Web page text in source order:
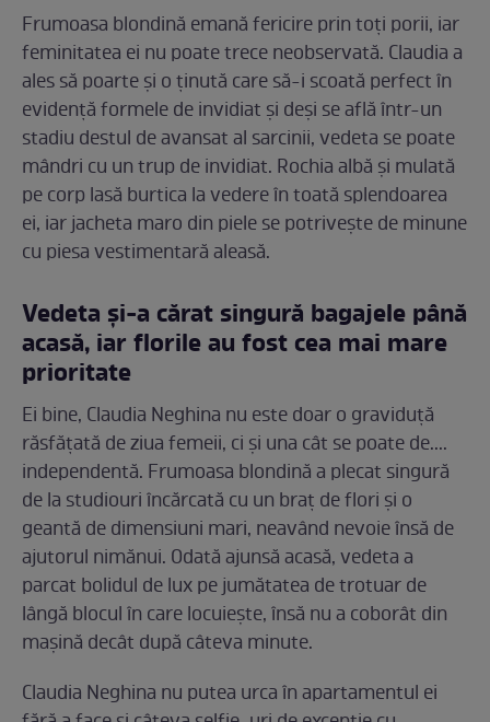
Frumoasa blondină emană fericire prin toți porii, iar
feminitatea ei nu poate trece neobservată. Claudia a
ales să poarte și o ținută care să-i scoată perfect în
evidență formele de invidiat și deși se află într-un
stadiu destul de avansat al sarcinii, vedeta se poate
mândri cu un trup de invidiat. Rochia albă și mulată
pe corp lasă burtica la vedere în toată splendoarea
ei, iar jacheta maro din piele se potrivește de minune
cu piesa vestimentară aleasă.
Vedeta și-a cărat singură bagajele până
acasă, iar florile au fost cea mai mare
prioritate
Ei bine, Claudia Neghina nu este doar o graviduță
răsfățată de ziua femeii, ci și una cât se poate de....
independentă. Frumoasa blondină a plecat singură
de la studiouri încărcată cu un braț de flori și o
geantă de dimensiuni mari, neavând nevoie însă de
ajutorul nimănui. Odată ajunsă acasă, vedeta a
parcat bolidul de lux pe jumătatea de trotuar de
lângă blocul în care locuiește, însă nu a coborât din
mașină decât după câteva minute.
Claudia Neghina nu putea urca în apartamentul ei